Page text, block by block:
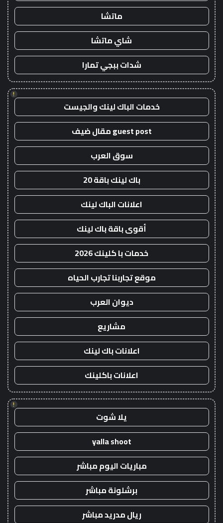
ماتشا
شاي ماتشا
شدات ببجي تمارا
!
خدمات الباك لينك والجيست
guest post مقال ضيف
سوق العرب
باك لينك باقة 20
اعلانات الباك لينك
أقوى باقة باك لينك
خدمات با كلينك 2026
موقع تجاربنا تجارب الحياه
ديوان العرب
مشاريع
اعلانات باك لينك
اعلانات باكلينك
!
يلا شوت
yalla shoot
مباريات اليوم مباشر
برشلونة مباشر
ريال مدريد مباشر